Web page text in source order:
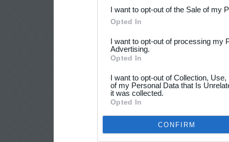
I want to opt-out of the Sale of my
Opted In
I want to opt-out of processing my
Advertising.
Opted In
I want to opt-out of Collection,
of my Personal Data that Is
it was collected.
Opted In
CONFIRM